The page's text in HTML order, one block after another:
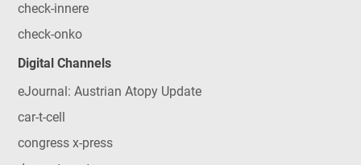
check-innere
check-onko
Digital Channels
eJournal: Austrian Atopy Update
car-t-cell
congress x-press